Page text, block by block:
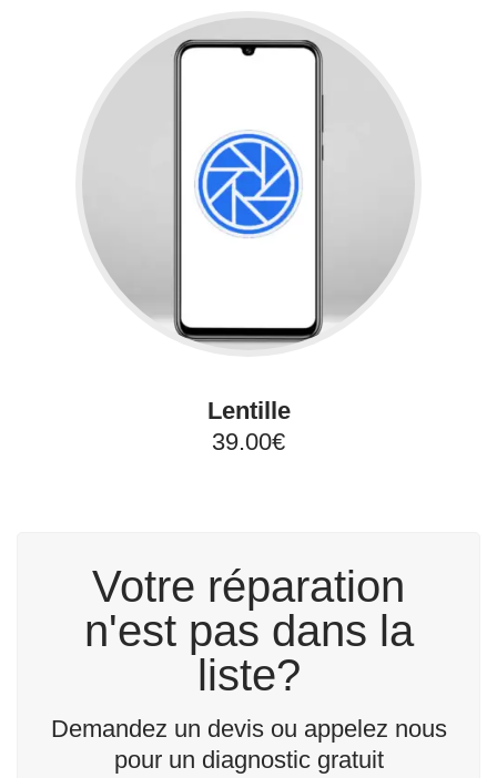
Lentille
39.00€
Votre réparation
n'est pas dans la
liste?
Demandez un devis ou appelez nous
pour un diagnostic gratuit